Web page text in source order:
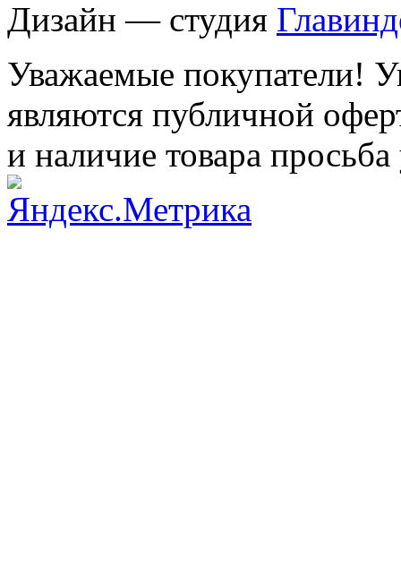
Дизайн — студия
Уважаемые покупатели!
являются публичной
и наличие товара